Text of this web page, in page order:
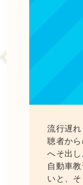
流行遅
聴者から
へそ出し
自動車
いと、